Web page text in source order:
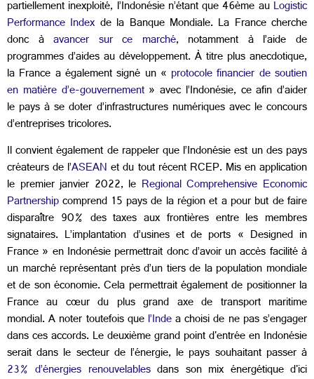
partiellement inexploité, l’Indonésie n’étant que 46ème auLogistic
Performance Index de la Banque Mondiale. La France cherche
donc àavancer sur ce marché, notamment à l’aide de
programmes d’aides au développement. À titre plus anecdotique,
la France a également signé un « protocole financier de soutien
en matière d’e-gouvernement » avec l’Indonésie, ce afin d’aider
le pays à se doter d’infrastructures numériques avec le concours
d’entreprises tricolores.
Il convient également de rappeler que l’Indonésie est un des pays
créateurs del’ASEANet du tout récent RCEP. Mis en application
le premier janvier 2022, le Regional Comprehensive Economic
Partnershipcomprend 15 pays de la région et a pour but de faire
disparaître 90% des taxes aux frontières entre les membres
signataires. L’implantation d’usines et de ports « Designed in
France » en Indonésie permettrait donc d’avoir un accès facilité à
un marché représentant près d’un tiers de la population mondiale
et de son économie. Cela permettrait également de positionner la
France au cœur du plus grand axe de transport maritime
mondial. A noter toutefois quel’Indea choisi de ne pas s’engager
dans ces accords. Le deuxième grand point d'entrée en Indonésie
serait dans le secteur de l’énergie, le pays souhaitant passer à
23% d’énergies renouvelablesdans son mix énergétique d'ici